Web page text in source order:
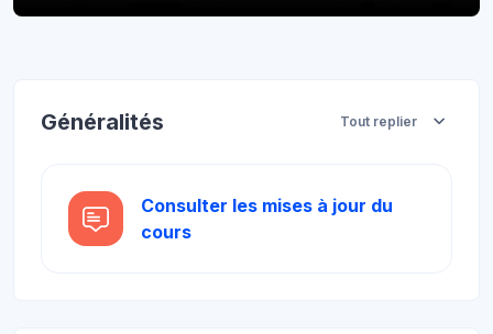
Généralités Tout replier
Consulter les mises à jour du
coursForum